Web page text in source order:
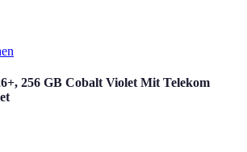
256 GB Cobalt Violet Mit Telekom